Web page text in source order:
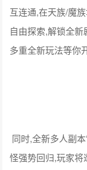
互连通,在天族/魔
自由探索,解锁全新
多重全新玩法等你
同时,全新多人副
怪强势回归,玩家